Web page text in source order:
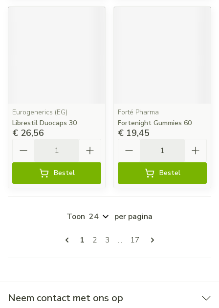
Eurogenerics (EG)
Librestil Duocaps 30
€ 26,56
Bestel
Forté Pharma
Fortenight Gummies 60
€ 19,45
Bestel
Pagina's
U lees momenteel pagina
1 Pagina
2 Pagina
3 ... Pagina
17
Toon per pagina
Neem contact met ons op